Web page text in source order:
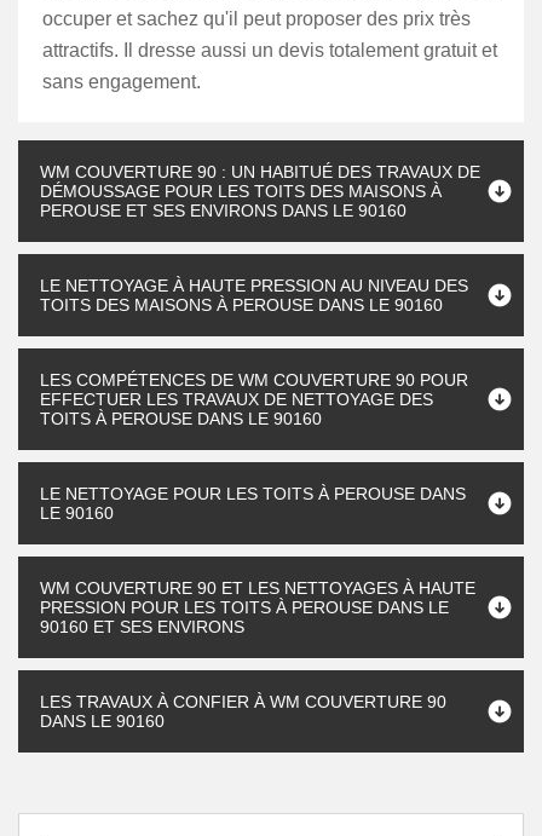
occuper et sachez qu'il peut proposer des prix très
attractifs. Il dresse aussi un devis totalement gratuit et
sans engagement.
WM COUVERTURE 90 : UN HABITUÉ DES TRAVAUX DE
DÉMOUSSAGE POUR LES TOITS DES MAISONS À
PEROUSE ET SES ENVIRONS DANS LE 90160
LE NETTOYAGE À HAUTE PRESSION AU NIVEAU DES
TOITS DES MAISONS À PEROUSE DANS LE 90160
LES COMPÉTENCES DE WM COUVERTURE 90 POUR
EFFECTUER LES TRAVAUX DE NETTOYAGE DES
TOITS À PEROUSE DANS LE 90160
LE NETTOYAGE POUR LES TOITS À PEROUSE DANS
LE 90160
WM COUVERTURE 90 ET LES NETTOYAGES À HAUTE
PRESSION POUR LES TOITS À PEROUSE DANS LE
90160 ET SES ENVIRONS
LES TRAVAUX À CONFIER À WM COUVERTURE 90
DANS LE 90160